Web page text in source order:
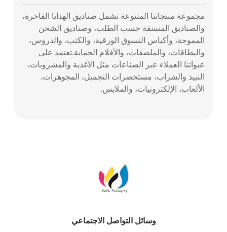
مجموعة منتجاتنا المتنوعة تشمل صناديق الهدايا الفاخرة،
والصناديق المنسفة حسب الطلب، وصناديق الشحن
المموجة، وأكياس التسوق الورقية، والكتب، والدروس،
والبطاقات، والملصقات، والأفلام الحماية.تعتمد على
عبواتنا العملاء عبر الصناعات مثل الأغذية والمشروبات،
النبيذ والشراب، مستحضرات التجميل، المجوهرات،
الألعاب، الإلكترونيات، والملابس.
وسائل التواصل الاجتماعي